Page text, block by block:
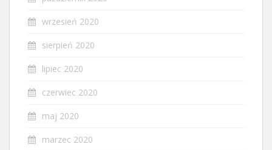
wrzesień 2020
sierpień 2020
lipiec 2020
czerwiec 2020
maj 2020
marzec 2020